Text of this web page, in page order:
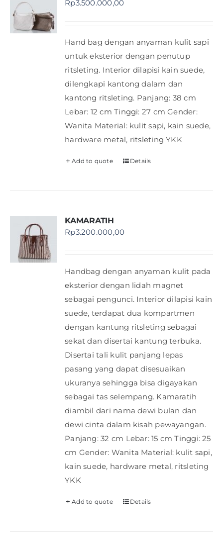
Rp3.500.000,00
Hand bag dengan anyaman kulit sapi
untuk eksterior dengan penutup
ritsleting. Interior dilapisi kain suede,
dilengkapi kantong dalam dan
kantong ritsleting. Panjang: 38 cm
Lebar: 12 cm Tinggi: 27 cm Gender:
Wanita Material: kulit sapi, kain suede,
hardware metal, ritsleting YKK
Add to quote Details
KAMARATIH
Rp3.200.000,00
Handbag dengan anyaman kulit pada
eksterior dengan lidah magnet
sebagai pengunci. Interior dilapisi kain
suede, terdapat dua kompartmen
dengan kantung ritsleting sebagai
sekat dan disertai kantung terbuka.
Disertai tali kulit panjang lepas
pasang yang dapat disesuaikan
ukuranya sehingga bisa digayakan
sebagai tas selempang. Kamaratih
diambil dari nama dewi bulan dan
dewi cinta dalam kisah pewayangan.
Panjang: 32 cm Lebar: 15 cm Tinggi: 25
cm Gender: Wanita Material: kulit sapi,
kain suede, hardware metal, ritsleting
YKK
Add to quote Details